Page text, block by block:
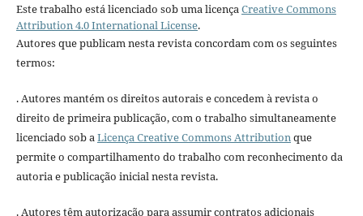
Este trabalho está licenciado sob uma licença Creative Commons
Attribution 4.0 International License.
Autores que publicam nesta revista concordam com os seguintes
termos:
. Autores mantém os direitos autorais e concedem à revista o
direito de primeira publicação, com o trabalho simultaneamente
licenciado sob a Licença Creative Commons Attribution que
permite o compartilhamento do trabalho com reconhecimento da
autoria e publicação inicial nesta revista.
. Autores têm autorização para assumir contratos adicionais